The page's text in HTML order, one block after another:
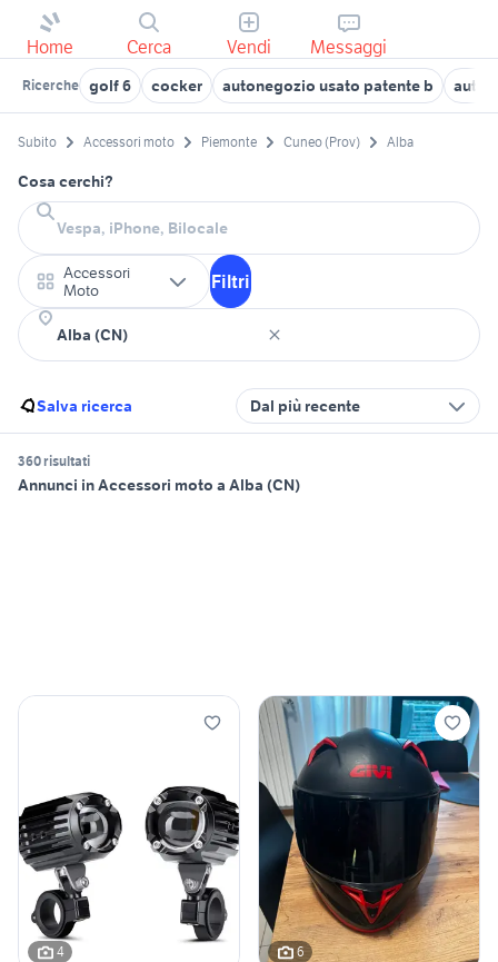
Home Cerca Vendi Messaggi
Ricerche golf 6 cocker autonegozio usato patente b auto
Subito Accessori moto Piemonte Cuneo (Prov) Alba
Cosa cerchi?
Accessori
Moto
Filtri
Salva ricerca Dal più recente
360 risultati
Annunci in Accessori moto a Alba (CN)
4 6